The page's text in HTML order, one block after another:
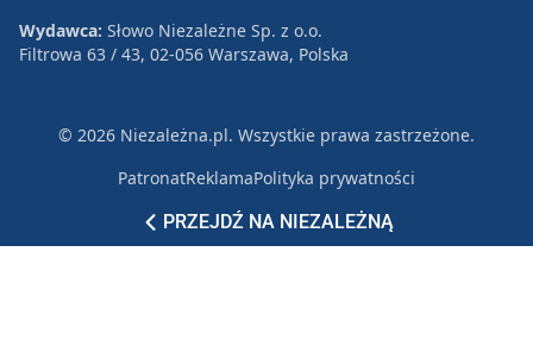
PRZEJDŹ NA NIEZALEŻNĄ
Wydawca: Słowo Niezależne Sp. z o.o.
Filtrowa 63 / 43, 02-056 Warszawa, Polska
© 2026 Niezależna.pl. Wszystkie prawa zastrzeżone.
PatronatReklamaPolityka prywatności